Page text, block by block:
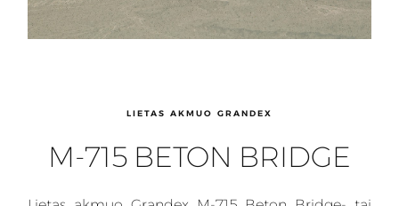
LIETAS AKMUO GRANDEX
M-715 BETON BRIDGE